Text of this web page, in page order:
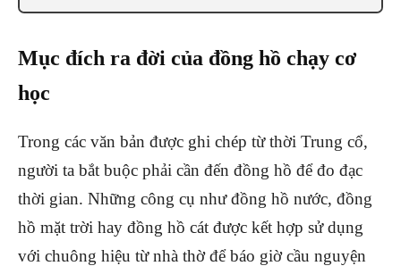
Mục đích ra đời của đồng hồ chạy cơ
học
Trong các văn bản được ghi chép từ thời Trung cổ,
người ta bắt buộc phải cần đến đồng hồ để đo đạc
thời gian. Những công cụ như đồng hồ nước, đồng
hồ mặt trời hay đồng hồ cát được kết hợp sử dụng
với chuông hiệu từ nhà thờ để báo giờ cầu nguyện